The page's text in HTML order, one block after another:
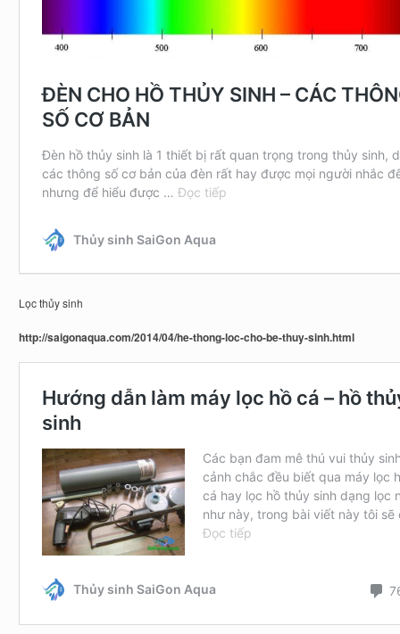
Lọc thủy sinh
http://saigonaqua.com/2014/04/he-thong-loc-cho-be-thuy-sinh.html